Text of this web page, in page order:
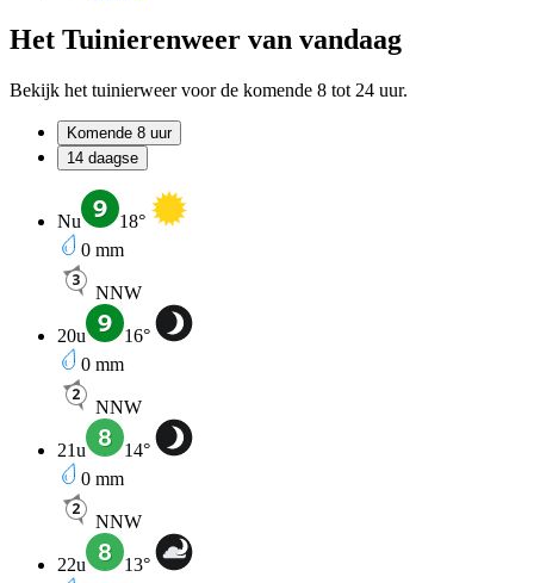
Het Tuinierenweer van vandaag
Bekijk het tuinierweer voor de komende 8 tot 24 uur.
Komende 8 uur
14 daagse
Nu 18°
0 mm
NNW
20u 16°
0 mm
NNW
21u 14°
0 mm
NNW
22u 13°